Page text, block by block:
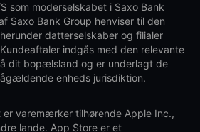
som moderselskabet i Saxo Bank
Saxo Bank Group henviser til den
datterselskaber og filialer
indgås med den relevante
dit bopælsland og er underlagt de
enheds jurisdiktion.
varemærker tilhørende Apple Inc.,
lande. App Store er et